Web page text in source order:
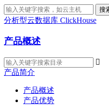
搜
分析型云数据库 ClickHouse
产品概述

产品简介
产品概述
产品优势